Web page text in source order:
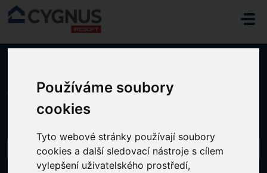
Používáme soubory
cookies
Tyto webové stránky používají soubory
cookies a další sledovací nástroje s cílem
vylepšení uživatelského prostředí,
Přeskočit na hlavní obsah
... Zobrazila se mi hláška: Nelze pokračovat, protože změna z...